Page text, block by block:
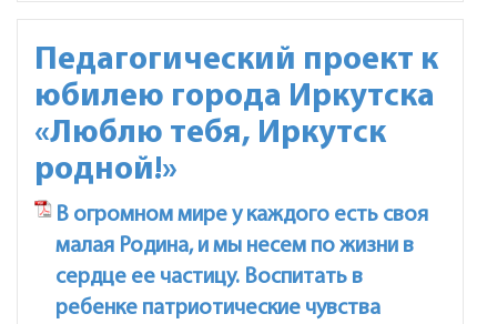
Педагогический проект к
юбилею города Иркутска
«Люблю тебя, Иркутск
родной!»
В огромном мире у каждого есть своя
малая Родина, и мы несем по жизни в
сердце ее частицу. Воспитать в
ребенке патриотические чувства